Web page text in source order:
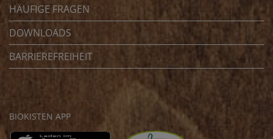
HÄUFIGE FRAGEN
DOWNLOADS
BARRIEREFREIHEIT
BIOKISTEN APP